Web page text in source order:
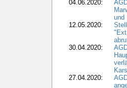
04.06.2020:
und
12.05.2020:
30.04.2020:
27.04.2020: